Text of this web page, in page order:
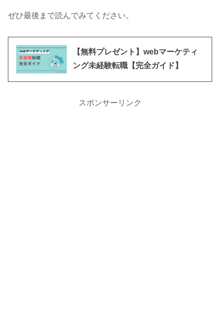
ぜひ最後まで読んでみてください。
【無料プレゼント】webマーケティ
ング未経験転職【完全ガイド】
スポンサーリンク